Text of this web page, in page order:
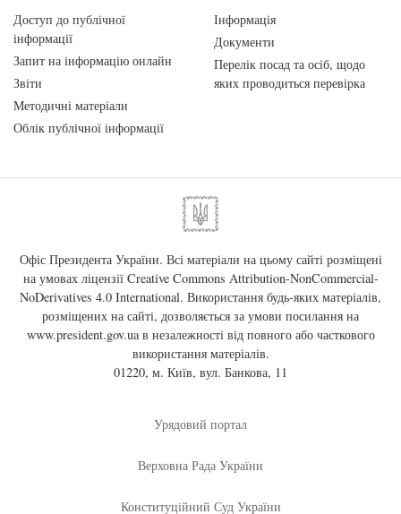
Доступ до публічної
інформації
Запит на інформацію онлайн
Звіти
Методичні матеріали
Облік публічної інформації
Інформація
Документи
Перелік посад та осіб, щодо
яких проводиться перевірка
Офіс Президента України. Всі матеріали на цьому сайті розміщені
на умовах ліцензії Creative Commons Attribution-NonCommercial-
NoDerivatives 4.0 International. Використання будь-яких матеріалів,
розміщених на сайті, дозволяється за умови посилання на
www.president.gov.uaв незалежності від повного або часткового
використання матеріалів.
01220, м. Київ, вул. Банкова, 11
Урядовий портал
Верховна Рада України
Конституційний Суд України